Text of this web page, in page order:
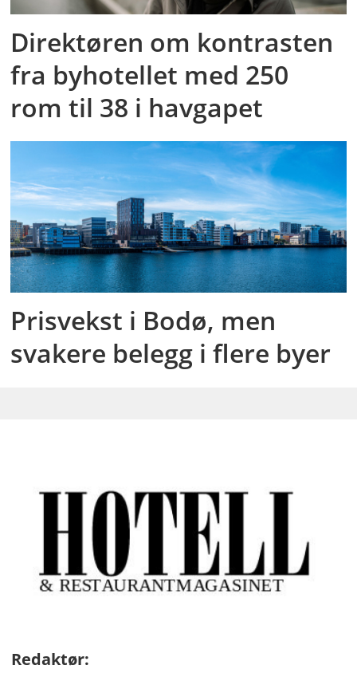
Direktøren om kontrasten
fra byhotellet med 250
rom til 38 i havgapet
Prisvekst i Bodø, men
svakere belegg i flere byer
Redaktør: